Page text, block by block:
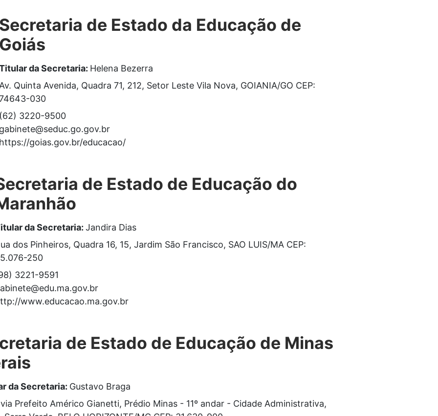
de Estado da Educação de
da Secretaria: Helena Bezerra
Quinta Avenida, Quadra 71, 212, Setor Leste Vila Nova, GOIANIA/GO CEP:
030
3220-9500
goias.gov.br/educacao/
de Estado de Educação do
da Secretaria: Jandira Dias
dos Pinheiros, Quadra 16, 15, Jardim São Francisco, SAO LUIS/MA CEP:
250
3221-9591
www.educacao.ma.gov.br
de Estado de Educação de Minas
da Secretaria: Gustavo Braga
Prefeito Américo Gianetti, Prédio Minas - 11º andar - Cidade Administrativa,